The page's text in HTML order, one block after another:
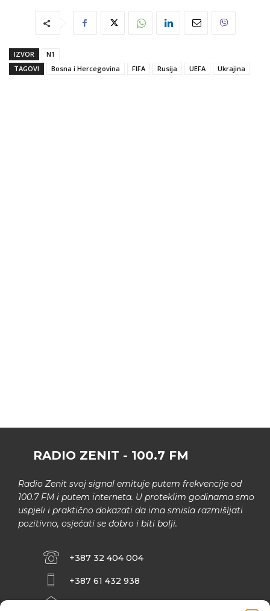
IZVOR
N1
TAGOVI
Bosna i Hercegovina FIFA Rusija UEFA Ukrajina
RADIO ZENIT - 100.7 FM
Radio Zenit svoj signal emituje putem frekvencije od
100.7 FM i putem interneta. U proteklim godinama smo
uspjeli i praktično dokazati da ima smisla razmišljati
pozitivno, osjećati se dobro i biti bolji.
+387 32 404 004
+387 61 432 938
INFO@ZENIT.BA